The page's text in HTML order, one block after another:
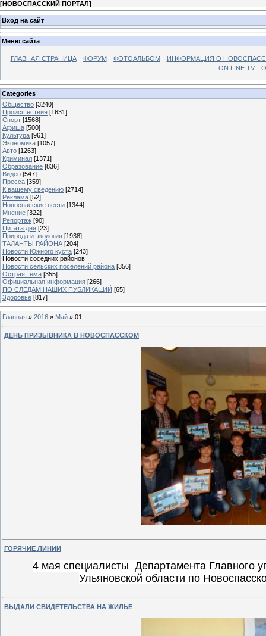
[НОВОСПАССКИЙ ПОРТАЛ]
Вход на сайт
Меню сайта
ГЛАВНАЯ СТРАНИЦА ФОРУМ ФОТОАЛЬБОМ
ИНФОРМАЦИЯ О
ON LINE TV
Categories
Общество [3240]
Происшествия [1631]
Спорт [1568]
Афиша [500]
Культура [961]
Экономика [1057]
Авто [1263]
Криминал [1371]
Образование [836]
Видео [547]
Пресса [359]
К вашему сведению [2714]
Реклама [52]
Новоспасские вести [1344]
Мнение [322]
Репортаж [90]
Цитата дня [23]
Природа и экология [1938]
ТАЛАНТЫ РАЙОНА [204]
Новости Южного куста [243]
Новости соседних районов
Новости сельских поселений района [356]
Острая тема [355]
Официальная информация [266]
ПО СЛЕДАМ НАШИХ ПУБЛИКАЦИЙ [65]
Здоровье [817]
Главная » 2016 » Май » 01
ДЕНЬ ПРИЗЫВНИКА В НОВОСПАССКОМ
ГОРЯЧИЕ ЛИНИИ
4 мая специалисты Департамента Главного
Ульяновской области по
ВЫДАЛИ СВИДЕТЕЛЬСТВА НА ЖИЛЬЕ